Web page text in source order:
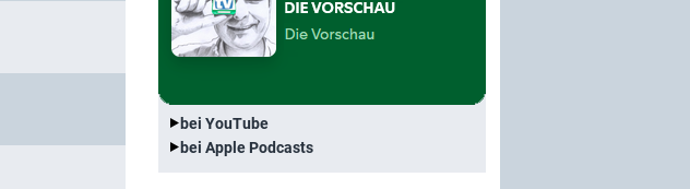
bei YouTube
bei Apple Podcasts